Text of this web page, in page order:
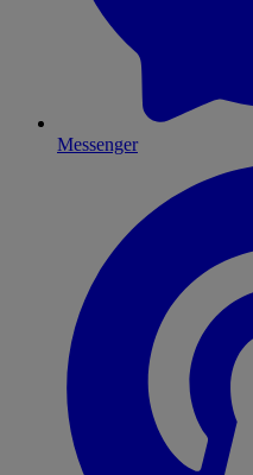
Messenger